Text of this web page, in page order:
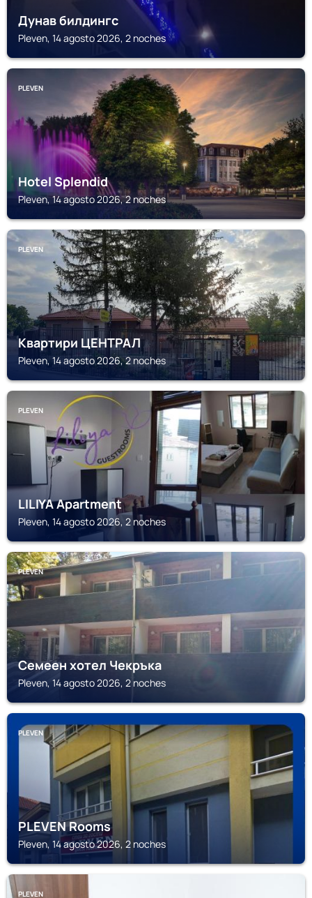
Дунав билдингс
Pleven, 14 agosto 2026, 2 noches
PLEVEN
Hotel Splendid
Pleven, 14 agosto 2026, 2 noches
PLEVEN
Квартири ЦЕНТРАЛ
Pleven, 14 agosto 2026, 2 noches
PLEVEN
LILIYA Apartment
Pleven, 14 agosto 2026, 2 noches
PLEVEN
Семеен хотел Чекръка
Pleven, 14 agosto 2026, 2 noches
PLEVEN
PLEVEN Rooms
Pleven, 14 agosto 2026, 2 noches
PLEVEN